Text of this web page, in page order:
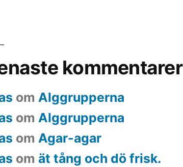
kommentarer
om Alggrupperna
om Alggrupperna
om Agar-agar
om ät tång och dö frisk.